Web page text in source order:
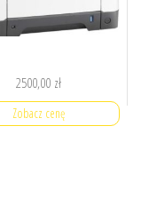
2500,00 zł
Zobacz cenę